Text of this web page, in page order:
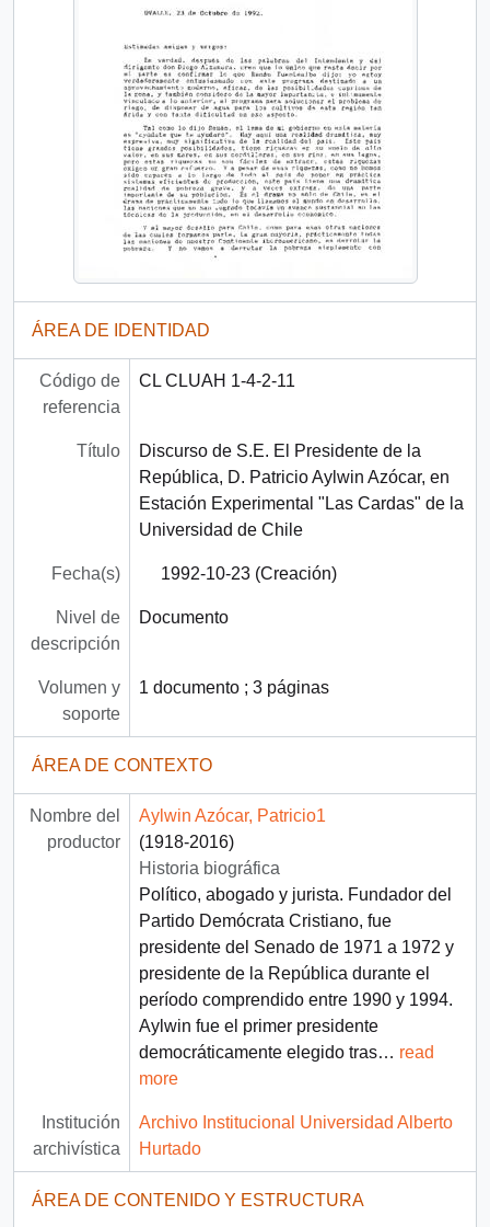
ÁREA DE IDENTIDAD
Código de
referencia
CL CLUAH 1-4-2-11
Título
Discurso de S.E. El Presidente de la
República, D. Patricio Aylwin Azócar, en
Estación Experimental "Las Cardas" de la
Universidad de Chile
Fecha(s) 1992-10-23 (Creación)
Nivel de
descripción
Documento
Volumen y
soporte
1 documento ; 3 páginas
ÁREA DE CONTEXTO
Nombre del
productor
Aylwin Azócar, Patricio1
(1918-2016)
Historia biográfica
Político, abogado y jurista. Fundador del
Partido Demócrata Cristiano, fue
presidente del Senado de 1971 a 1972 y
presidente de la República durante el
período comprendido entre 1990 y 1994.
Aylwin fue el primer presidente
democráticamente elegido tras… read
more
Institución
archivística
Archivo Institucional Universidad Alberto
Hurtado
ÁREA DE CONTENIDO Y ESTRUCTURA